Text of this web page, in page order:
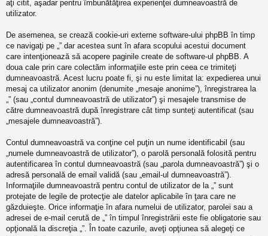
aţi citit, aşadar pentru îmbunătăţirea experienţei dumneavoastră de
utilizator.
De asemenea, se crează cookie-uri externe software-ului phpBB în timp
ce navigaţi pe „” dar acestea sunt în afara scopului acestui document
care intenţionează să acopere paginile create de software-ul phpBB. A
doua cale prin care colectăm informaţiile este prin ceea ce trimiteţi
dumneavoastră. Acest lucru poate fi, şi nu este limitat la: expedierea unui
mesaj ca utilizator anonim (denumite „mesaje anonime”), înregistrarea la
„” (sau „contul dumneavoastră de utilizator”) şi mesajele transmise de
către dumneavoastră după înregistrare cât timp sunteţi autentificat (sau
„mesajele dumneavoastră”).
Contul dumneavoastră va conţine cel puţin un nume identificabil (sau
„numele dumneavoastră de utilizator”), o parolă personală folosită pentru
autentificarea în contul dumneavoastră (sau „parola dumneavoastră”) şi o
adresă personală de email validă (sau „email-ul dumneavoastră”).
Informaţiile dumneavoastră pentru contul de utilizator de la „” sunt
protejate de legile de protecţie ale datelor aplicabile în ţara care ne
găzduieşte. Orice informaţie în afara numelui de utilizator, parolei sau a
adresei de e-mail cerută de „” în timpul înregistrării este fie obligatorie sau
opţională la discreţia „”. În toate cazurile, aveţi opţiunea să alegeţi ce